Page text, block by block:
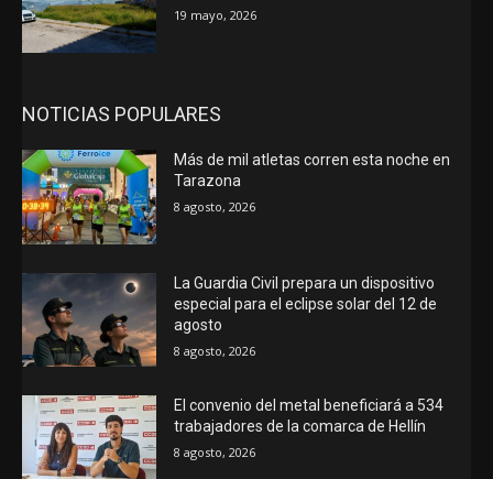
19 mayo, 2026
NOTICIAS POPULARES
Más de mil atletas corren esta noche en
Tarazona
8 agosto, 2026
La Guardia Civil prepara un dispositivo
especial para el eclipse solar del 12 de
agosto
8 agosto, 2026
El convenio del metal beneficiará a 534
trabajadores de la comarca de Hellín
8 agosto, 2026